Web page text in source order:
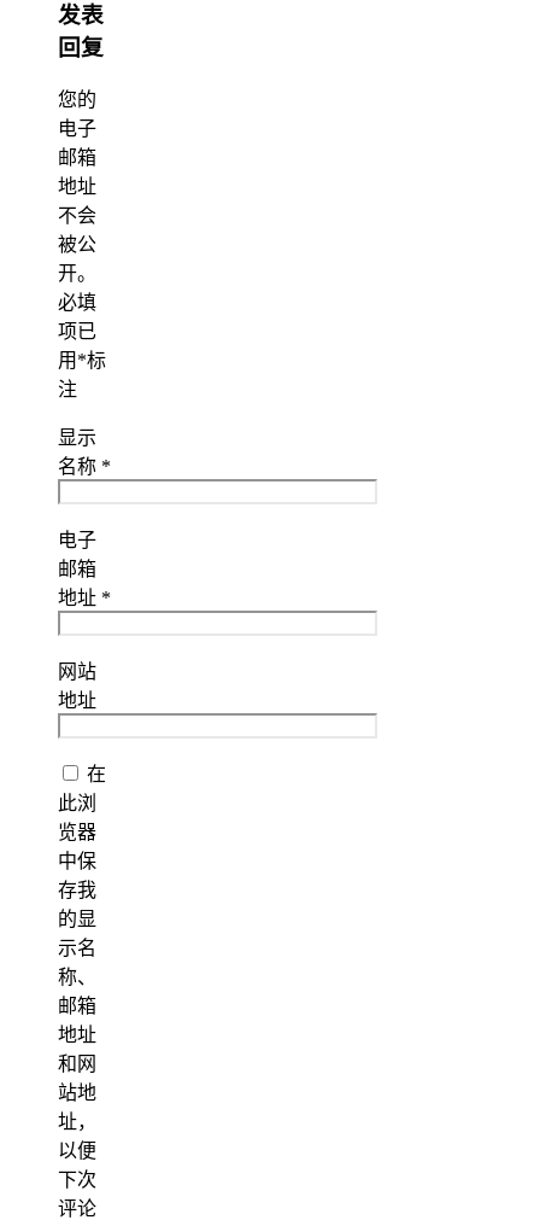
发表
回复
您的
电子
邮箱
地址
不会
被公
开。
必填
项已
用 *标
注
显示
名称 *
电子
邮箱
地址 *
网站
地址
在
此浏
览器
中保
存我
的显
示名
称、
邮箱
地址
和网
站地
址，
以便
下次
评论